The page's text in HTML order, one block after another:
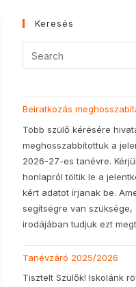
Keresés
Beiratkozás
Több szülő kérésére
meghosszabbítottuk a
2026-27-es tanévre.
honlapról töltik le a
kért adatot írjanak be.
segítségre van szüksége,
irodájában tudjuk ezt
Tanévzáró 2025/2026
Tisztelt Szülők! Iskolánk